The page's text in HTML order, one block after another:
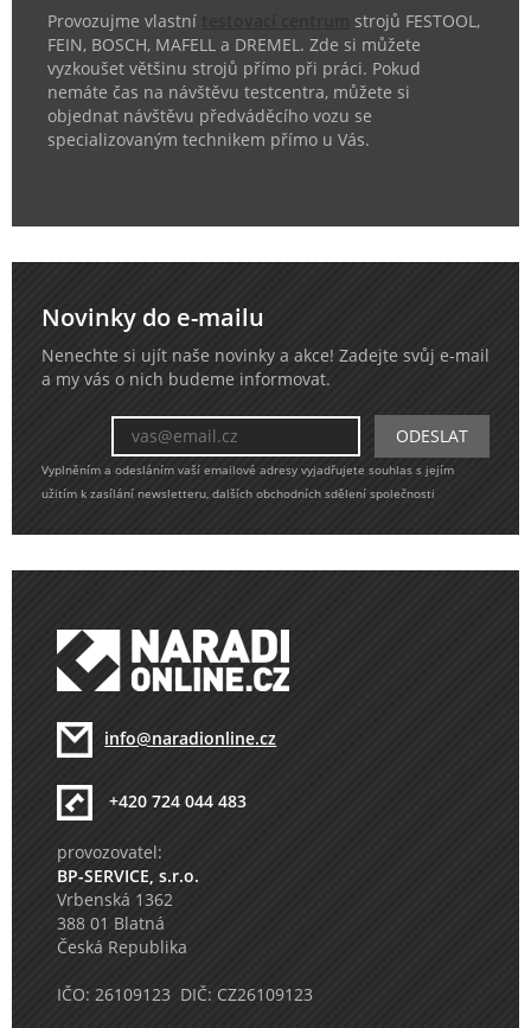
Provozujme vlastní
strojů FESTOOL,
FEIN, BOSCH, MAFELL a DREMEL. Zde si můžete
vyzkoušet většinu strojů přímo při práci. Pokud
nemáte čas na návštěvu testcentra, můžete si
objednat návštěvu předváděcího vozu se
specializovaným technikem přímo u Vás.
Novinky do e-mailu
Nenechte si ujít naše novinky a akce! Zadejte svůj e-mail
a my vás o nich budeme informovat.
Vyplněním a odesláním vaší emailové adresy vyjadřujete souhlas s jejím
užitím k zasílání newsletteru, dalších obchodních sdělení společnosti
info@naradionline.cz
+420 724 044 483
provozovatel:
BP-SERVICE, s.r.o.
Vrbenská 1362
388 01 Blatná
Česká Republika
IČO: 26109123 DIČ: CZ26109123